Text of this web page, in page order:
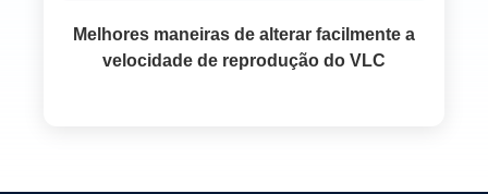
Melhores maneiras de alterar facilmente a
velocidade de reprodução do VLC